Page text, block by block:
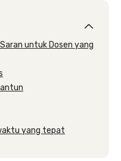
untuk Dosen yang
yang tepat